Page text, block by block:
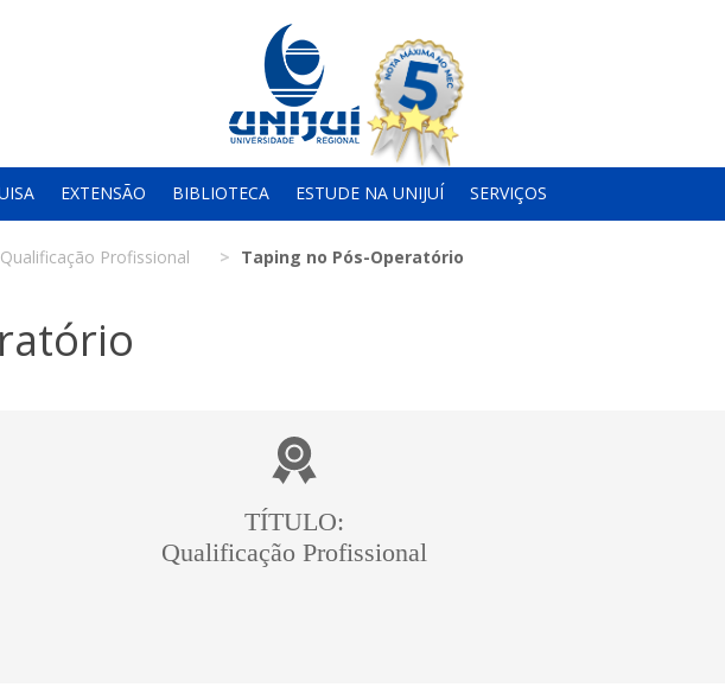
EXTENSÃO BIBLIOTECA ESTUDE NA UNIJUÍ SERVIÇOS
Qualificação Profissional Taping no Pós-Operatório